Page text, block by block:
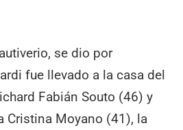
se dio por
fue llevado a la casa del
Fabián Souto (46) y
Cristina Moyano (41), la